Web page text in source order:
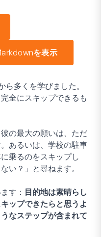
を表示
多くを学びました。
全にスキップできるも
の最大の願いは、ただ
あるいは、学校の駐車
乗るのをスキップし
い？」と尋ねます。
す： 目的地は素晴らし
ップできたらと思うよ
なステップが含まれて